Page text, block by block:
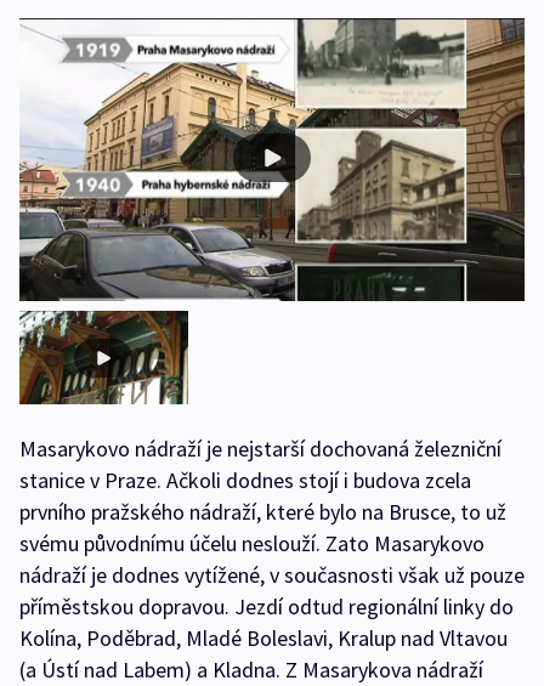
Masarykovo nádraží je nejstarší dochovaná železniční
stanice v Praze. Ačkoli dodnes stojí i budova zcela
prvního pražského nádraží, které bylo na Brusce, to už
svému původnímu účelu neslouží. Zato Masarykovo
nádraží je dodnes vytížené, v současnosti však už pouze
příměstskou dopravou. Jezdí odtud regionální linky do
Kolína, Poděbrad, Mladé Boleslavi, Kralup nad Vltavou
(a Ústí nad Labem) a Kladna. Z Masarykova nádraží